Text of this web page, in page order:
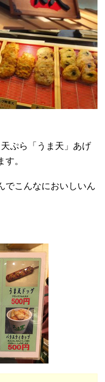
ぷら「うま天」あげ
。
でこんなにおいしいん